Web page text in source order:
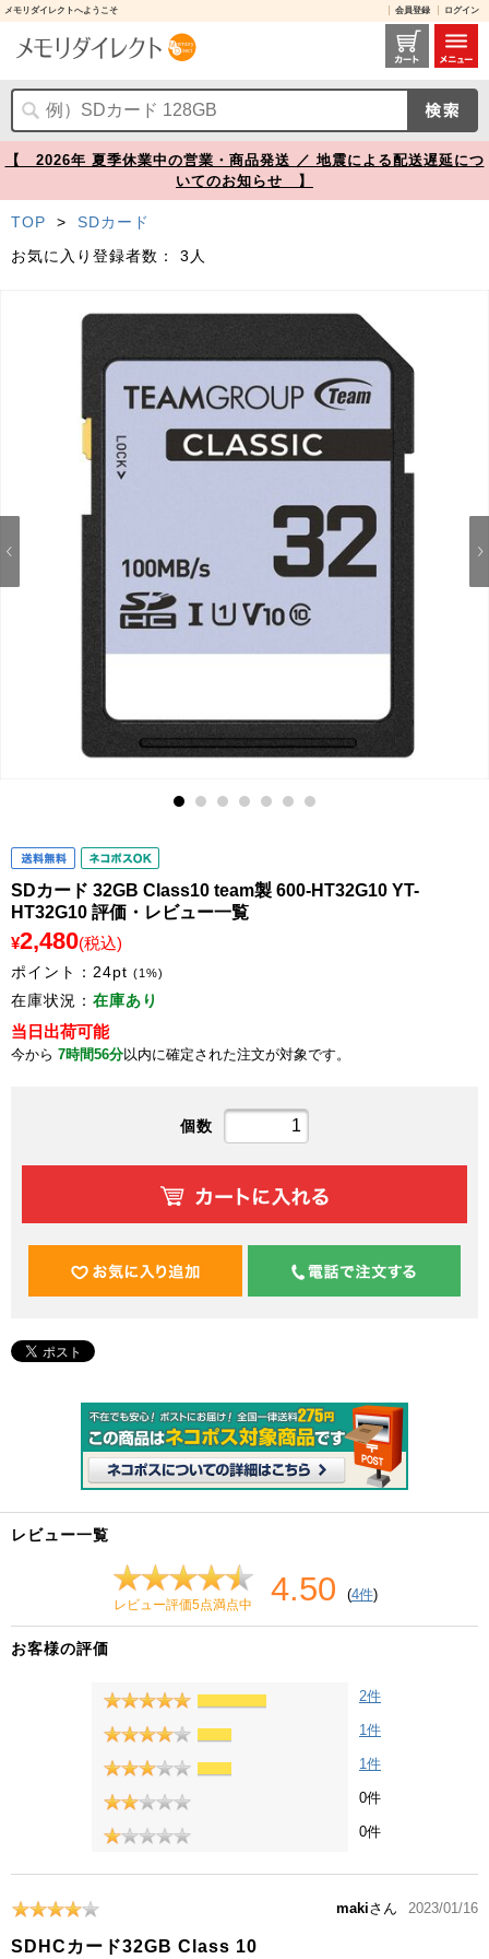
メモリダイレクトへようこそ 会員登録 ログイン
YT-HT32G10 レビュー / SDカード 32GB Class10 team製 600-HT32G10【メモリダイレクト】
【 2026年 夏季休業中の営業・商品発送 ／ 地震による配送遅延につ
いてのお知らせ 】
TOP >
SDカード
お気に入り登録者数：
3人
SDカード 32GB Class10 team製 600-HT32G10 YT-
HT32G10 評価・レビュー一覧
¥2,480(税込)
ポイント： 24pt (1%)
在庫状況： 在庫あり
当日出荷可能
今から 7時間56分以内に確定された注文が対象です。
個数
レビュー一覧
レビュー評価5点満点中 4.50 (4件)
お客様の評価
2件
1件
1件
0件
0件
makiさん 2023/01/16
SDHCカード32GB Class 10